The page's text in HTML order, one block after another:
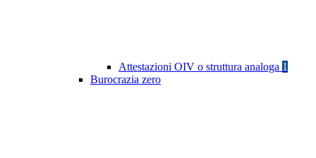
Attestazioni OIV o struttura analoga 1
Burocrazia zero